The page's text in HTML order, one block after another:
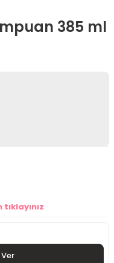
385 ml